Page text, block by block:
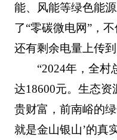
能、风能等绿色能
了“零碳微电网”，
还有剩余电量上传
“2024年，全村
达18600元。生态
贵财富，前南峪的
就是金山银山’的真